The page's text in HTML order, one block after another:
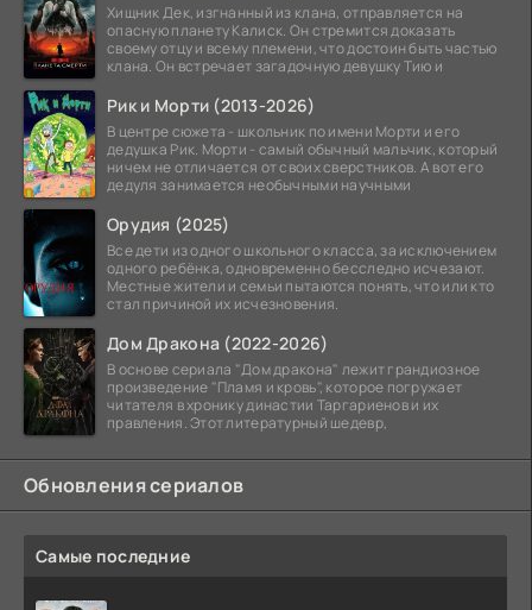
Хищник Дек, изгнанный из клана, отправляется на
опасную планету Калиск. Он стремится доказать
своему отцу и всему племени, что достоин быть частью
клана. Он встречает загадочную девушку Тию и
Рик и Морти (2013-2026)
В центре сюжета - школьник по имени Морти и его
дедушка Рик. Морти - самый обычный мальчик, который
ничем не отличается от своих сверстников. А вот его
дедуля занимается необычными научными
Орудия (2025)
Все дети из одного школьного класса, за исключением
одного ребёнка, одновременно бесследно исчезают.
Местные жители и семьи пытаются понять, что или кто
стал причиной их исчезновения.
Дом Дракона (2022-2026)
В основе сериала "Дом дракона" лежит грандиозное
произведение "Пламя и кровь", которое погружает
читателя в хронику династии Таргариенов и их
правления. Этот литературный шедевр,
Обновления сериалов
Самые последние